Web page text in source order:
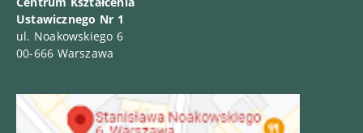
Ustawicznego Nr 1
ul. Noakowskiego 6
00-666 Warszawa